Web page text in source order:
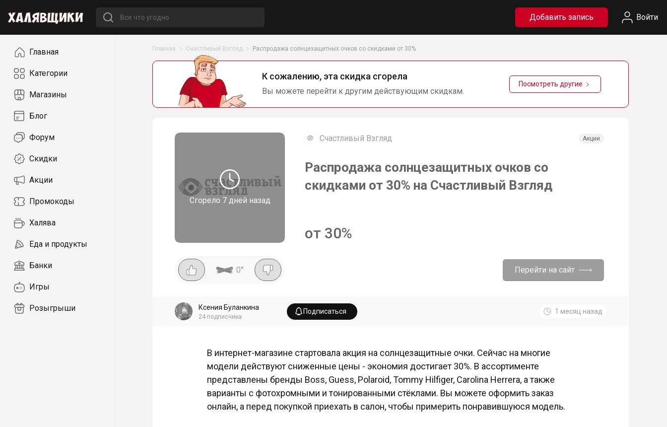
Добавить запись Войти
НавигацияГлавная
Категории
Магазины
Блог
Форум
Скидки
Акции
Промокоды
Халява
Еда и продукты
Банки
Игры
Розыгрыши
Главная Счастливый Взгляд Распродажа солнцезащитных очков со скидками от 30%
К сожалению, эта скидка сгорела
Вы можете перейти к другим действующим скидкам.
Посмотреть другие
Сгорело 7 дней назад
Счастливый Взгляд Акции
Распродажа солнцезащитных очков со
скидками от 30% на Счастливый Взгляд
от 30%
0° Перейти на сайт
Ксения Буланкина
24 подписчика
Подписаться 1 месяц назад
В интернет-магазине стартовала акция на солнцезащитные очки. Сейчас на многие
модели действуют сниженные цены - экономия достигает 30%. В ассортименте
представлены бренды Boss, Guess, Polaroid, Tommy Hilfiger, Carolina Herrera, а также
варианты с фотохромными и тонированными стёклами. Вы можете оформить заказ
онлайн, а перед покупкой приехать в салон, чтобы примерить понравившуюся модель.